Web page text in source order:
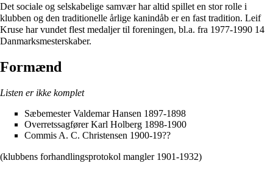
Det sociale og selskabelige samvær har altid spillet en stor rolle i
klubben og den traditionelle årlige kanindåb er en fast tradition. Leif
Kruse har vundet flest medaljer til foreningen, bl.a. fra 1977-1990 14
Danmarksmesterskaber.
Formænd
Listen er ikke komplet
Sæbemester Valdemar Hansen 1897-1898
Overretssagfører Karl Holberg 1898-1900
Commis A. C. Christensen 1900-19??
(klubbens forhandlingsprotokol mangler 1901-1932)